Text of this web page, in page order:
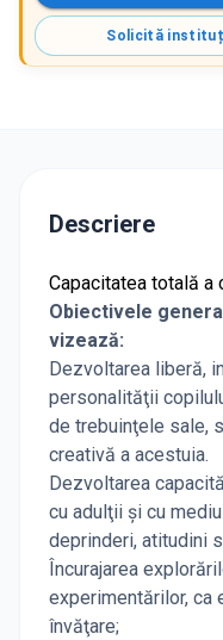
Solicită
Descriere
Capacitatea totală a
Obiectivele
vizează:
Dezvoltarea liberă,
personalităţii
de trebuinţele sale,
creativă a acestuia.
Dezvoltarea
cu adulţii şi cu
deprinderi, atitudini
Încurajarea
experimentărilor, ca
învăţare;